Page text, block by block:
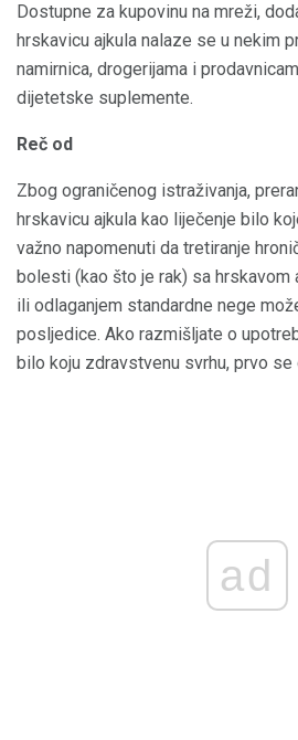
Dostupne za kupovinu na mreži,
hrskavicu ajkula nalaze se u nekim
namirnica, drogerijama i
dijetetske suplemente.
Reč od
Zbog ograničenog istraživanja,
hrskavicu ajkula kao liječenje bilo
važno napomenuti da tretiranje
bolesti (kao što je rak) sa hrskavom
ili odlaganjem standardne nege
posljedice. Ako razmišljate o
bilo koju zdravstvenu svrhu, prvo se
ad